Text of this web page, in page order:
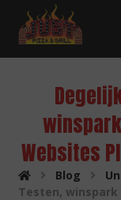
Websites
Blog
Testen,